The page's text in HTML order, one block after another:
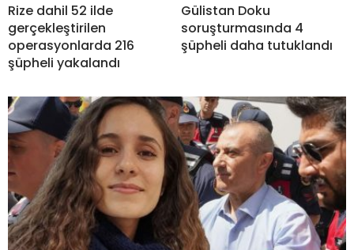
Rize dahil 52 ilde
gerçekleştirilen
operasyonlarda 216
şüpheli yakalandı
Gülistan Doku
soruşturmasında 4
şüpheli daha tutuklandı